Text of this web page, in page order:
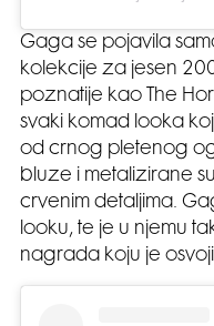
Gaga se pojavila
kolekcije za jesen
poznatije kao The
svaki komad looka
od crnog pletenog
bluze i metalizirane
crvenim detaljima.
looku, te je u njemu
nagrada koju je